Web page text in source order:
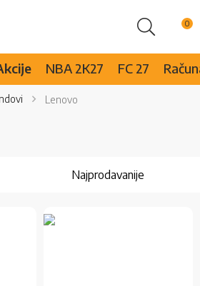
Pretraži
Skip
Content
NBA 2K27 FC 27
Lenovo